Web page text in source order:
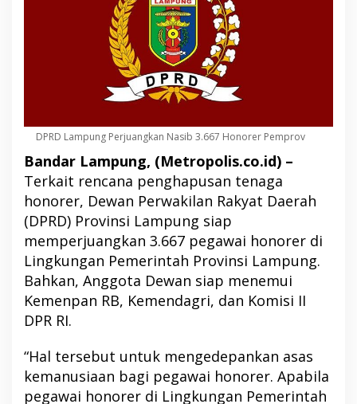
DPRD Lampung Perjuangkan Nasib 3.667 Honorer Pemprov
Bandar Lampung, (Metropolis.co.id) –
Terkait rencana penghapusan tenaga
honorer, Dewan Perwakilan Rakyat Daerah
(DPRD) Provinsi Lampung siap
memperjuangkan 3.667 pegawai honorer di
Lingkungan Pemerintah Provinsi Lampung.
Bahkan, Anggota Dewan siap menemui
Kemenpan RB, Kemendagri, dan Komisi II
DPR RI.
“Hal tersebut untuk mengedepankan asas
kemanusiaan bagi pegawai honorer. Apabila
pegawai honorer di Lingkungan Pemerintah